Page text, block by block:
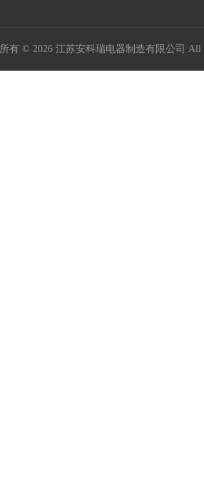
有 © 2026 江苏安科瑞电器制造有限公司